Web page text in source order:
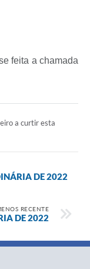
feita a chamada
a curtir esta
DE 2022
RECENTE
DE 2022